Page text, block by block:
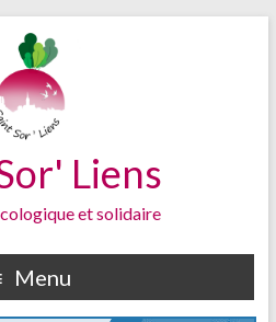
Liens
et solidaire
Menu